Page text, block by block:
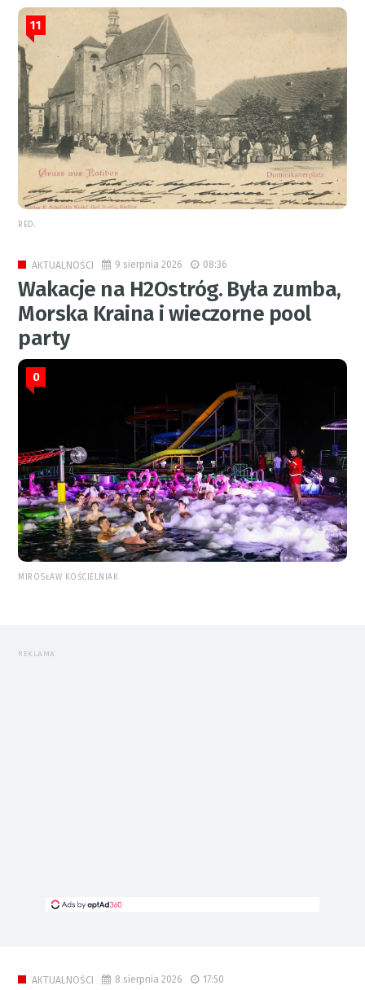
11
RED.
AKTUALNOŚCI 9 sierpnia 2026 08:36
Wakacje na H2Ostróg. Była zumba,
Morska Kraina i wieczorne pool
party
0
MIROSŁAW KOŚCIELNIAK
REKLAMA
AKTUALNOŚCI 8 sierpnia 2026 17:50